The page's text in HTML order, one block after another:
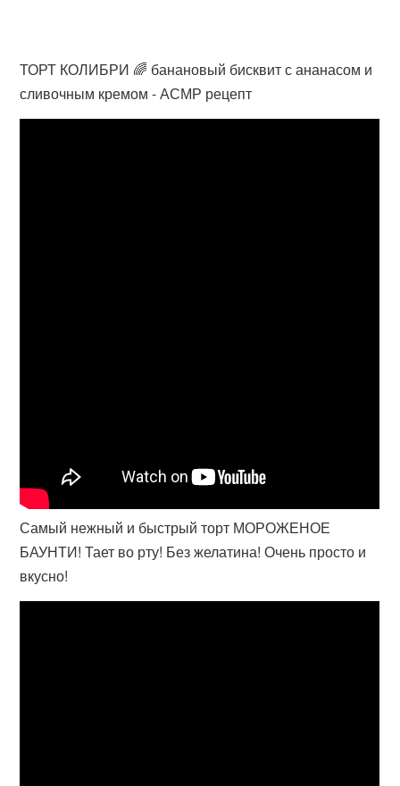
ТОРТ КОЛИБРИ 🌈 банановый бисквит с ананасом и
сливочным кремом - АСМР рецепт
Самый нежный и быстрый торт МОРОЖЕНОЕ
БАУНТИ! Тает во рту! Без желатина! Очень просто и
вкусно!